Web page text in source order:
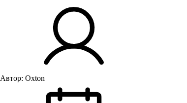
Автор: Oxton